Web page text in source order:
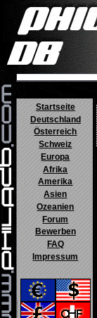
Startseite
Deutschland
Österreich
Schweiz
Europa
Afrika
Amerika
Asien
Ozeanien
Forum
Bewerben
FAQ
Impressum